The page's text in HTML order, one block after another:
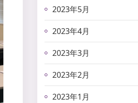
2023年5月
2023年4月
2023年3月
2023年2月
2023年1月